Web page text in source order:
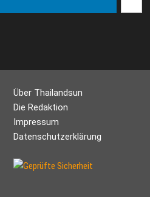
Über Thailandsun
Die Redaktion
Impressum
Datenschutzerklärung